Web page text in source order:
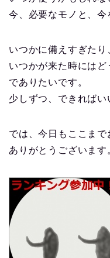
今、必要なモノと、今
いつかに備えすぎたり
いつかが来た時には
でありたいです。
少しずつ、できればい
では、今日もここまで
ありがとうございます